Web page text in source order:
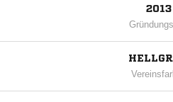
2013